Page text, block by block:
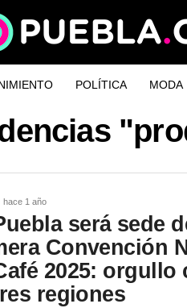
POLÍTICA MODA
hace 1 año
será sede
Convención
2025: orgullo
regiones